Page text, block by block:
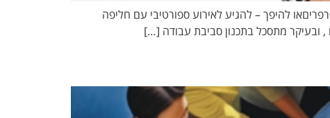
להיפך – להגיע לאירוע ספורטיבי עם חליפה
, ובעיקר מתסכל בתכנון סביבת עבודה […]